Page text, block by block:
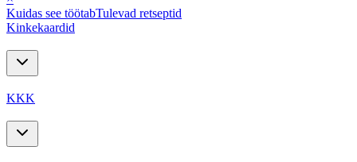
Kuidas see töötabTulevad retseptid
Kinkekaardid
KKK